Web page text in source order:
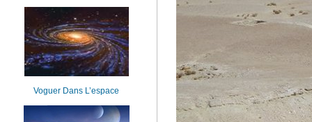
Voguer Dans L’espace